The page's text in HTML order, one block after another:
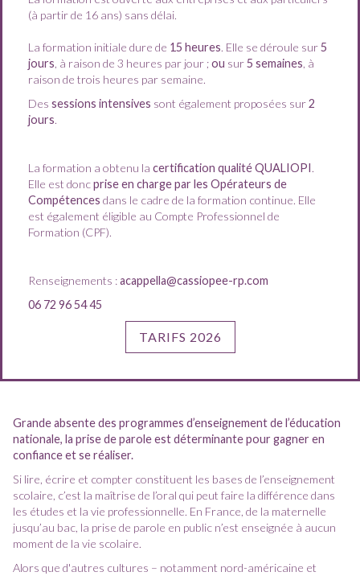
(à partir de 16 ans) sans délai.
La formation initiale dure de 15 heures. Elle se déroule sur5
jours , à raison de 3 heures par jour ;ou sur5 semaines , à
raison de trois heures par semaine.
Des sessions intensives sont également proposées sur2
jours.
La formation a obtenu la certification qualité QUALIOPI.
Elle est doncprise en charge par les Opérateurs de
Compétences dans le cadre de la formation continue. Elle
est également éligible au Compte Professionnel de
Formation (CPF).
Renseignements :acappella@cassiopee-rp.com
06 72 96 54 45
TARIFS 2026
Grande absente des programmes d’enseignement de l’éducation
nationale, la prise de parole est déterminante pour gagner en
confiance et se réaliser.
Si lire, écrire et compter constituent les bases de l’enseignement
scolaire, c’est la maîtrise de l’oral qui peut faire la différence dans
les études et la vie professionnelle. En France, de la maternelle
jusqu’au bac, la prise de parole en public n’est enseignée à aucun
moment de la vie scolaire.
Alors que d'autres cultures – notamment nord-américaine et